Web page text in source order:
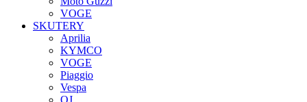
VOGE
SKUTERY
Aprilia
KYMCO
VOGE
Piaggio
Vespa
QJ